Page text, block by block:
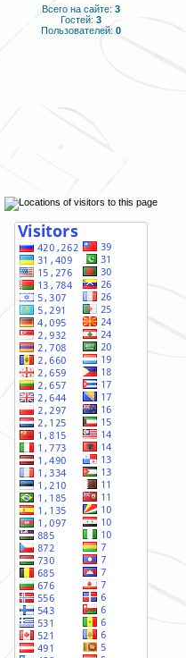
Всего на сайте: 3
Гостей: 3
Пользователей: 0